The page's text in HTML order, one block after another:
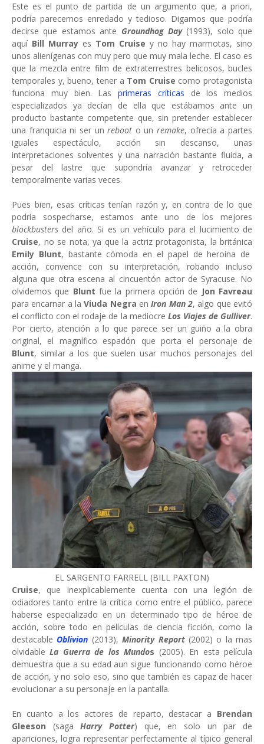
Este es el punto de partida de un argumento que, a priori,
podría parecernos enredado y tedioso. Digamos que podría
decirse que estamos ante Groundhog Day (1993), solo que
aquí Bill Murray es Tom Cruise y no hay marmotas, sino
unos alienígenas con muy pero que muy mala leche. El caso es
que la mezcla entre film de extraterrestres belicosos, bucles
temporales y, bueno, tener a Tom Cruise como protagonista
funciona muy bien. Las primeras críticas de los medios
especializados ya decían de ella que estábamos ante un
producto bastante competente que, sin pretender establecer
una franquicia ni ser unreboot o unremake, ofrecía a partes
iguales espectáculo, acción sin descanso, unas
interpretaciones solventes y una narración bastante fluida, a
pesar del lastre que supondría avanzar y retroceder
temporalmente varias veces.
Pues bien, esas críticas tenían razón y, en contra de lo que
podría sospecharse, estamos ante uno de los mejores
blockbusters del año. Si es un vehículo para el lucimiento de
Cruise, no se nota, ya que la actriz protagonista, la británica
Emily Blunt, bastante cómoda en el papel de heroína de
acción, convence con su interpretación, robando incluso
alguna que otra escena al cincuentón actor de Syracuse. No
olvidemos que Bluntfue la primera opción de Jon Favreau
para encarnar a laViuda Negra enIron Man 2, algo que evitó
el conflicto con el rodaje de la mediocre Los Viajes de Gulliver.
Por cierto, atención a lo que parece ser un guiño a la obra
original, el magnífico espadón que porta el personaje de
Blunt, similar a los que suelen usar muchos personajes del
anime y el manga.
EL SARGENTO FARRELL (BILL PAXTON)
Cruise, que inexplicablemente cuenta con una legión de
odiadores tanto entre la crítica como entre el público, parece
haberse especializado en un determinado tipo de héroe de
acción, sobre todo en películas de ciencia ficción, como la
destacableOblivion (2013),Minority Report(2002) o la mas
olvidableLa Guerra de los Mundos (2005). En esta película
demuestra que a su edad aun sigue funcionando como héroe
de acción, y no solo eso, sino que también es capaz de hacer
evolucionar a su personaje en la pantalla.
En cuanto a los actores de reparto, destacar a Brendan
Gleeson (sagaHarry Potter) que, en solo un par de
apariciones, logra representar perfectamente al típico general